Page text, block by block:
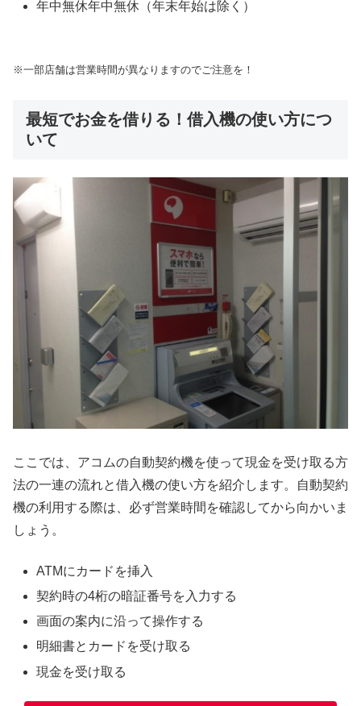
年中無休年中無休（年末年始は除く）
※一部店舗は営業時間が異なりますのでご注意を！
最短でお金を借りる！借入機の使い方につ
いて
ここでは、アコムの自動契約機を使って現金を受け取る方
法の一連の流れと借入機の使い方を紹介します。自動契約
機の利用する際は、必ず営業時間を確認してから向かいま
しょう。
ATMにカードを挿入
契約時の4桁の暗証番号を入力する
画面の案内に沿って操作する
明細書とカードを受け取る
現金を受け取る